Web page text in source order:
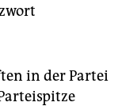
in der Partei